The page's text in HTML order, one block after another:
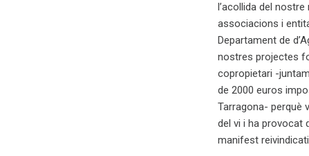
l’acollida del
associacions i
Departament de
nostres projectes
copropietari -
de 2000 euros
Tarragona- perquè
del vi i ha provocat
manifest